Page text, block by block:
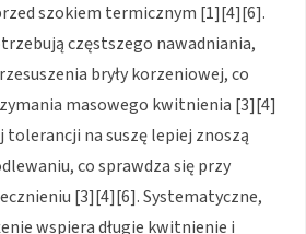
szokiem termicznym [1][4][6].
częstszego nawadniania,
bryły korzeniowej, co
masowego kwitnienia [3][4]
tolerancji na suszę lepiej znoszą
co sprawdza się przy
[3][4][6]. Systematyczne,
wspiera długie kwitnienie i